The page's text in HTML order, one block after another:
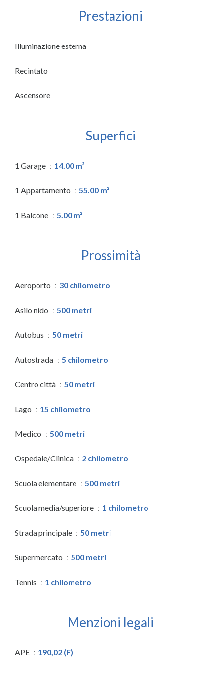
Prestazioni
Illuminazione esterna
Recintato
Ascensore
Superfici
1 Garage 14.00 m²
1 Appartamento 55.00 m²
1 Balcone 5.00 m²
Prossimità
Aeroporto 30 chilometro
Asilo nido 500 metri
Autobus 50 metri
Autostrada 5 chilometro
Centro città 50 metri
Lago 15 chilometro
Medico 500 metri
Ospedale/Clinica 2 chilometro
Scuola elementare 500 metri
Scuola media/superiore 1 chilometro
Strada principale 50 metri
Supermercato 500 metri
Tennis 1 chilometro
Menzioni legali
APE 190,02 (F)